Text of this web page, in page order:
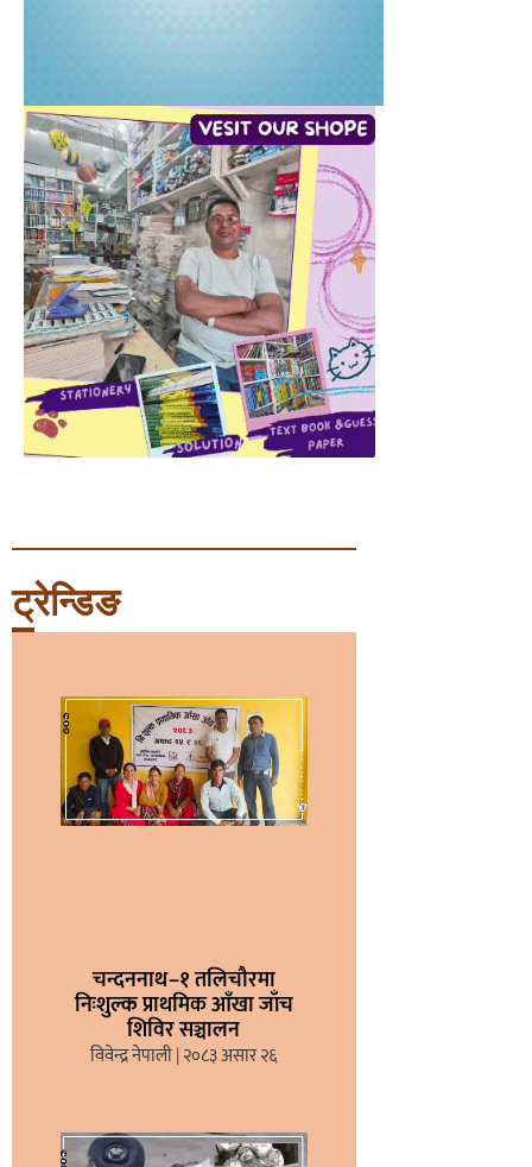
ट्रेन्डिङ
चन्दननाथ–१ तलिचौरमा
निःशुल्क प्राथमिक आँखा जाँच
शिविर सञ्चालन
विवेन्द्र नेपाली २०८३ असार २६